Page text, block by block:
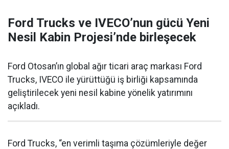
Ford Trucks ve IVECO’nun gücü Yeni
Nesil Kabin Projesi’nde birleşecek
Ford Otosan’ın global ağır ticari araç markası Ford
Trucks, IVECO ile yürüttüğü iş birliği kapsamında
geliştirilecek yeni nesil kabine yönelik yatırımını
açıkladı.
Ford Trucks, “en verimli taşıma çözümleriyle değer